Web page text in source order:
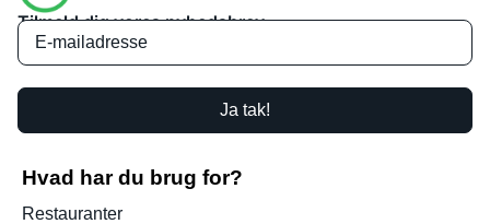
Tilmeld dig vores nyhedsbrev
Ja tak!
Hvad har du brug for?
Restauranter